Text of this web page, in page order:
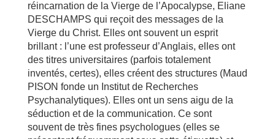
réincarnation de la Vierge de l’Apocalypse, Eliane
DESCHAMPS qui reçoit des messages de la
Vierge du Christ. Elles ont souvent un esprit
brillant : l’une est professeur d’Anglais, elles ont
des titres universitaires (parfois totalement
inventés, certes), elles créent des structures (Maud
PISON fonde un Institut de Recherches
Psychanalytiques). Elles ont un sens aigu de la
séduction et de la communication. Ce sont
souvent de très fines psychologues (elles se